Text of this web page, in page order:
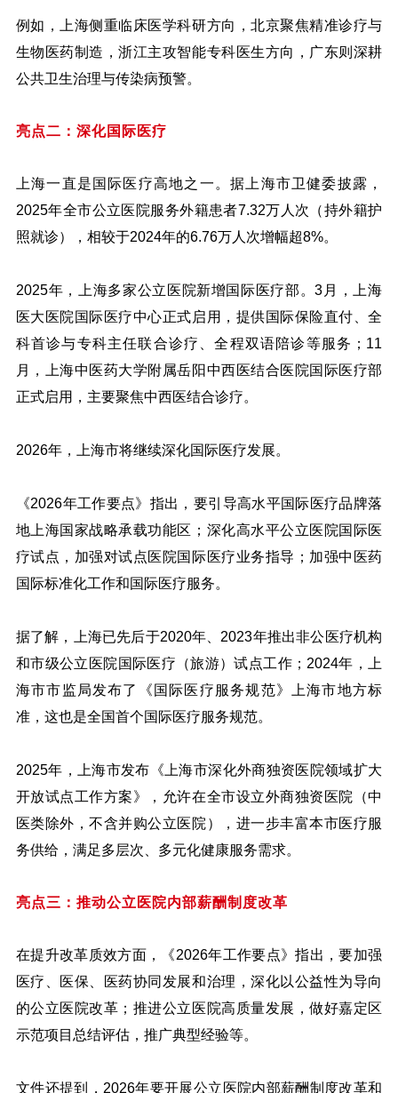
例如，上海侧重临床医学科研方向，北京聚焦精准诊疗与
生物医药制造，浙江主攻智能专科医生方向，广东则深耕
公共卫生治理与传染病预警。
亮点二：深化国际医疗
上海一直是国际医疗高地之一。据上海市卫健委披露，
2025年全市公立医院服务外籍患者7.32万人次（持外籍护
照就诊），相较于2024年的6.76万人次增幅超8%。
2025年，上海多家公立医院新增国际医疗部。3月，上海
医大医院国际医疗中心正式启用，提供国际保险直付、全
科首诊与专科主任联合诊疗、全程双语陪诊等服务；11
月，上海中医药大学附属岳阳中西医结合医院国际医疗部
正式启用，主要聚焦中西医结合诊疗。
2026年，上海市将继续深化国际医疗发展。
《2026年工作要点》指出，要引导高水平国际医疗品牌落
地上海国家战略承载功能区；深化高水平公立医院国际医
疗试点，加强对试点医院国际医疗业务指导；加强中医药
国际标准化工作和国际医疗服务。
据了解，上海已先后于2020年、2023年推出非公医疗机构
和市级公立医院国际医疗（旅游）试点工作；2024年，上
海市市监局发布了《国际医疗服务规范》上海市地方标
准，这也是全国首个国际医疗服务规范。
2025年，上海市发布《上海市深化外商独资医院领域扩大
开放试点工作方案》，允许在全市设立外商独资医院（中
医类除外，不含并购公立医院），进一步丰富本市医疗服
务供给，满足多层次、多元化健康服务需求。
亮点三：推动公立医院内部薪酬制度改革
在提升改革质效方面，《2026年工作要点》指出，要加强
医疗、医保、医药协同发展和治理，深化以公益性为导向
的公立医院改革；推进公立医院高质量发展，做好嘉定区
示范项目总结评估，推广典型经验等。
文件还提到，2026年要开展公立医院内部薪酬制度改革和